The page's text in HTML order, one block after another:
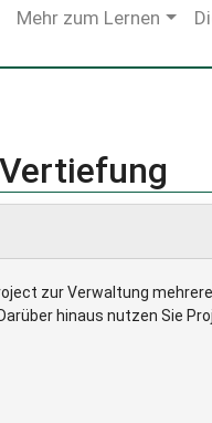
Mehr zum Lernen
zur Verwaltung
hinaus nutzen Sie